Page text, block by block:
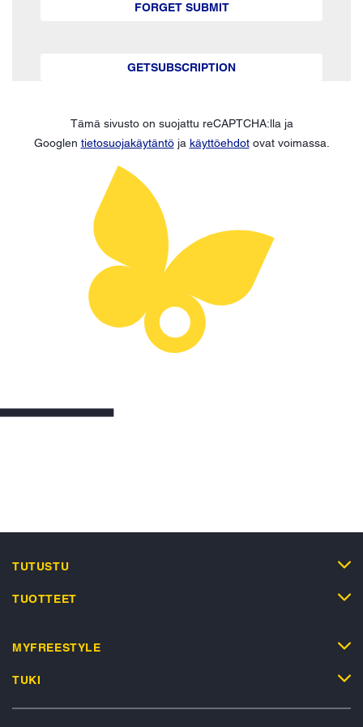
FORGET SUBMIT
GETSUBSCRIPTION
Tämä sivusto on suojattu reCAPTCHA:lla ja
Googlen tietosuojakäytäntöja käyttöehdotovat voimassa.
TUTUSTU
TUOTTEET
MYFREESTYLE
TUKI